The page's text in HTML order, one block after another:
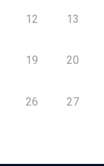
12 13
19 20
26 27